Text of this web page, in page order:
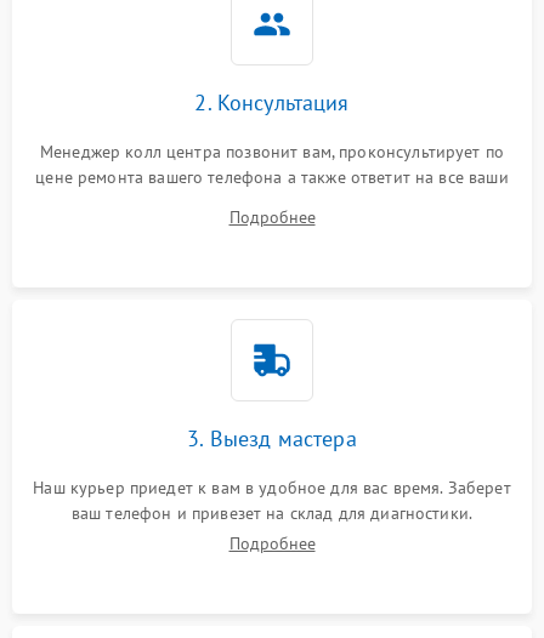
2. Консультация
Менеджер колл центра позвонит вам, проконсультирует по
цене ремонта вашего телефона а также ответит на все ваши
Подробнее
3. Выезд мастера
Наш курьер приедет к вам в удобное для вас время. Заберет
ваш телефон и привезет на склад для диагностики.
Подробнее